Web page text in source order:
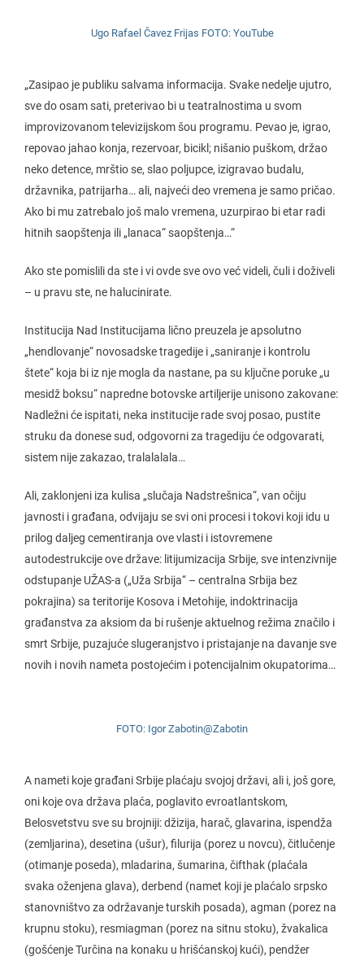
Ugo Rafael Čavez Frijas FOTO: YouTube
„Zasipao je publiku salvama informacija. Svake nedelje ujutro,
sve do osam sati, preterivao bi u teatralnostima u svom
improvizovanom televizijskom šou programu. Pevao je, igrao,
repovao jahao konja, rezervoar, bicikl; nišanio puškom, držao
neko detence, mrštio se, slao poljupce, izigravao budalu,
državnika, patrijarha… ali, najveći deo vremena je samo pričao.
Ako bi mu zatrebalo još malo vremena, uzurpirao bi etar radi
hitnih saopštenja ili „lanaca“ saopštenja…“
Ako ste pomislili da ste i vi ovde sve ovo već videli, čuli i doživeli
– u pravu ste, ne halucinirate.
Institucija Nad Institucijama lično preuzela je apsolutno
„hendlovanje“ novosadske tragedije i „saniranje i kontrolu
štete“ koja bi iz nje mogla da nastane, pa su ključne poruke „u
mesidž boksu“ napredne botovske artiljerije unisono zakovane:
Nadležni će ispitati, neka institucije rade svoj posao, pustite
struku da donese sud, odgovorni za tragediju će odgovarati,
sistem nije zakazao, tralalalala…
Ali, zaklonjeni iza kulisa „slučaja Nadstrešnica“, van očiju
javnosti i građana, odvijaju se svi oni procesi i tokovi koji idu u
prilog daljeg cementiranja ove vlasti i istovremene
autodestrukcije ove države: litijumizacija Srbije, sve intenzivnije
odstupanje UŽAS-a („Uža Srbija“ – centralna Srbija bez
pokrajina) sa teritorije Kosova i Metohije, indoktrinacija
građanstva za aksiom da bi rušenje aktuelnog režima značilo i
smrt Srbije, puzajuće slugeranjstvo i pristajanje na davanje sve
novih i novih nameta postojećim i potencijalnim okupatorima…
FOTO: Igor Zabotin@Zabotin
A nameti koje građani Srbije plaćaju svojoj državi, ali i, još gore,
oni koje ova država plaća, poglavito evroatlantskom,
Belosvetstvu sve su brojniji: džizija, harač, glavarina, ispendža
(zemljarina), desetina (ušur), filurija (porez u novcu), čitlučenje
(otimanje poseda), mladarina, šumarina, čifthak (plaćala
svaka oženjena glava), derbend (namet koji je plaćalo srpsko
stanovništvo za održavanje turskih posada), agman (porez na
krupnu stoku), resmiagman (porez na sitnu stoku), žvakalica
(gošćenje Turčina na konaku u hrišćanskoj kući), pendžer